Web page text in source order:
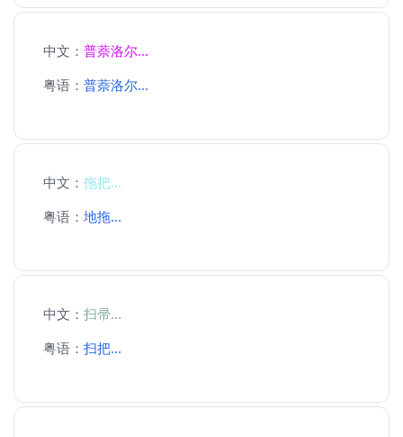
中文： 普萘洛尔...
粤语： 普萘洛尔...
中文： 拖把...
粤语： 地拖...
中文： 扫帚...
粤语： 扫把...